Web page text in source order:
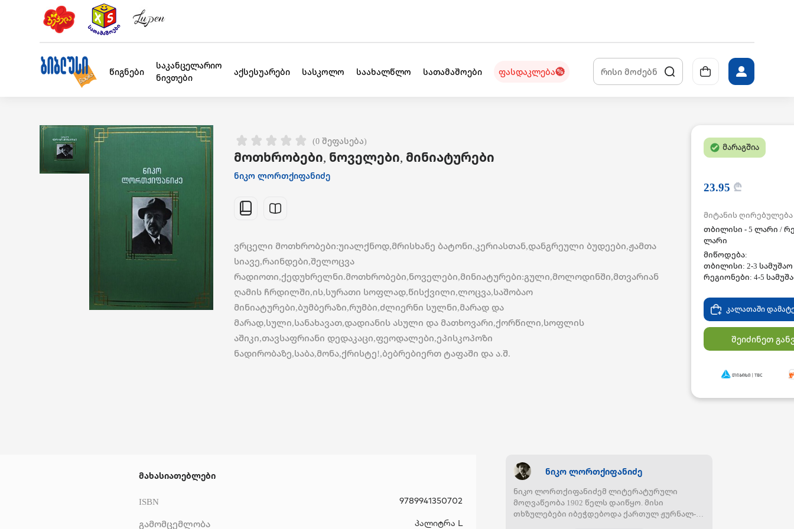
წიგნები
საკანცელარიო
ნივთები
აქსესუარები სასკოლო საახალწლო სათამაშოები ფასდაკლება
(0 შეფასება)
მოთხრობები, ნოველები, მინიატურები
ნიკო ლორთქიფანიძე
ვრცელი მოთხრობები:უიალქნოდ,მრისხანე ბატონი,კერიასთან,დანგრეული ბუდეები,ჟამთა
სიავე,რაინდები,შელოცვა
რადიოთი,ქედუხრელნი.მოთხრობები,ნოველები,მინიატურები:გული,მოლოდინში,მთვარიან
ღამის ჩრდილში,ის,სურათი სოფლად,წისქვილი,ლოცვა,საშობაო
მინიატურები,ბუმბერაზი,რუმბი,ძლიერნი სულნი,მარად და
მარად,სული,სანახავათ,დადიანის ასული და მათხოვარი,ქორწილი,სოფლის
აშიკი,თავსაფრიანი დედაკაცი,ფეოდალები,ეპისკოპოზი
ნადირობაზე,საბა,მონა,ქრისტე!,ბებრებიერთ ტაფაში და ა.შ.
მარაგშია
23.95 ₾
მიტანის ღირებულება
თბილისი - 5 ლარი /
ლარი
მიწოდება:
თბილისი: 2-3
რეგიონები: 4-5
კალათაში
შეიძინეთ
მახასიათებლები
ISBN 9789941350702
გამომცემლობა პალიტრა L
ნიკო ლორთქიფანიძე
ნიკო ლორთქიფანიძემ ლიტერატურული
მოღვაწეობა 1902 წელს დაიწყო. მისი
თხზულებები იბეჭდებოდა ქართულ ჟურნალ-